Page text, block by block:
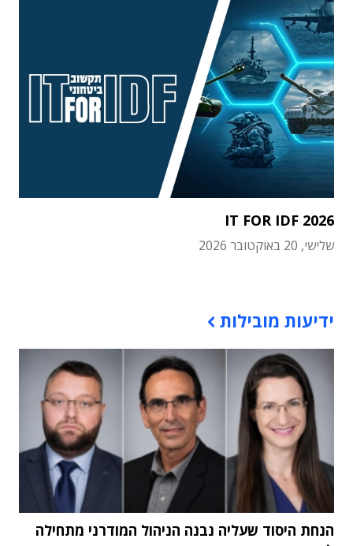
IT FOR IDF 2026
שלישי, 20 באוקטובר 2026
ידיעות מובילות
הנחת היסוד שעליה נבנה הניהול המודרני מתחילה